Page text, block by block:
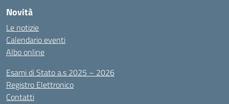
Novità
Le notizie
Calendario eventi
Albo online
Esami di Stato a.s 2025 – 2026
Registro Elettronico
Contatti